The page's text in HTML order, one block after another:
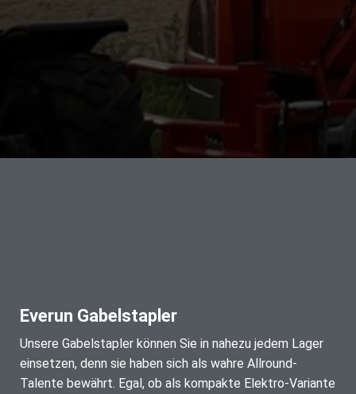
Everun Gabelstapler
Unsere Gabelstapler können Sie in nahezu jedem Lager
einsetzen, denn sie haben sich als wahre Allround-
Talente bewährt. Egal, ob als kompakte Elektro-Variante